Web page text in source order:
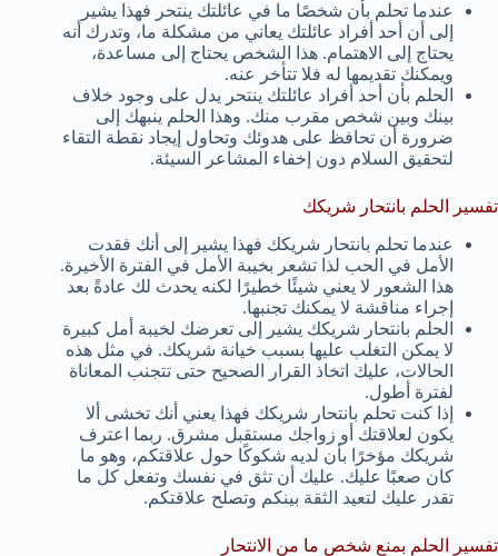
عندما تحلم بأن شخصًا ما في عائلتك ينتحر فهذا يشير
إلى أن أحد أفراد عائلتك يعاني من مشكلة ما، وتدرك أنه
يحتاج إلى الاهتمام. هذا الشخص يحتاج إلى مساعدة،
ويمكنك تقديمها له فلا تتأخر عنه.
الحلم بأن أحد أفراد عائلتك ينتحر يدل على وجود خلاف
بينك وبين شخص مقرب منك. وهذا الحلم ينبهك إلى
ضرورة أن تحافظ على هدوئك وتحاول إيجاد نقطة التقاء
لتحقيق السلام دون إخفاء المشاعر السيئة.
تفسير الحلم بانتحار شريكك
عندما تحلم بانتحار شريكك فهذا يشير إلى أنك فقدت
الأمل في الحب لذا تشعر بخيبة الأمل في الفترة الأخيرة.
هذا الشعور لا يعني شيئًا خطيرًا لكنه يحدث لك عادةً بعد
إجراء مناقشة لا يمكنك تجنبها.
الحلم بانتحار شريكك يشير إلى تعرضك لخيبة أمل كبيرة
لا يمكن التغلب عليها بسبب خيانة شريكك. في مثل هذه
الحالات، عليك اتخاذ القرار الصحيح حتى تتجنب المعاناة
لفترة أطول.
إذا كنت تحلم بانتحار شريكك فهذا يعني أنك تخشى ألا
يكون لعلاقتك أو زواجك مستقبل مشرق. ربما اعترف
شريكك مؤخرًا بأن لديه شكوكًا حول علاقتكم، وهو ما
كان صعبًا عليك. عليك أن تثق في نفسك وتفعل كل ما
تقدر عليك لتعيد الثقة بينكم وتصلح علاقتكم.
تفسير الحلم بمنع شخص ما من الانتحار